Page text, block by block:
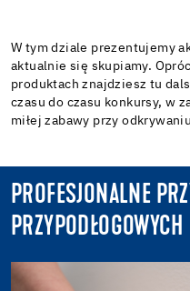
W tym dziale prezentujemy
aktualnie się skupiamy.
produktach znajdziesz tu
czasu do czasu konkursy, w
miłej zabawy przy odkrywaniu
PROFESJONALNE
PRZYPODŁOGOWYCH